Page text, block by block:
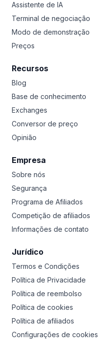
Assistente de IA
Terminal de negociação
Modo de demonstração
Preços
Recursos
Blog
Base de conhecimento
Exchanges
Conversor de preço
Opinião
Empresa
Sobre nós
Segurança
Programa de Afiliados
Competição de afiliados
Informações de contato
Jurídico
Termos e Condições
Política de Privacidade
Política de reembolso
Política de cookies
Política de afiliados
Configurações de cookies